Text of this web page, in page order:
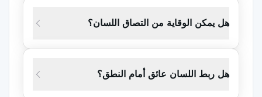
الرضاعة الطبيعية لفترات طويلة
مشكلة في زيادة الوزن
هل يمكن الوقاية من التصاق اللسان؟
هل ربط اللسان عائق أمام النطق؟